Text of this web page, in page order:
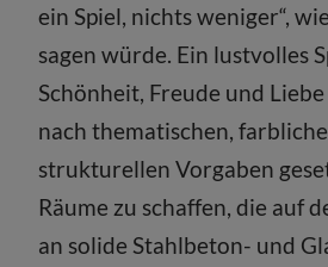
ein Spiel, nichts weniger“,
sagen würde. Ein lustvolles
Schönheit, Freude und
nach thematischen,
strukturellen Vorgaben
Räume zu schaffen, die auf
an solide Stahlbeton- und